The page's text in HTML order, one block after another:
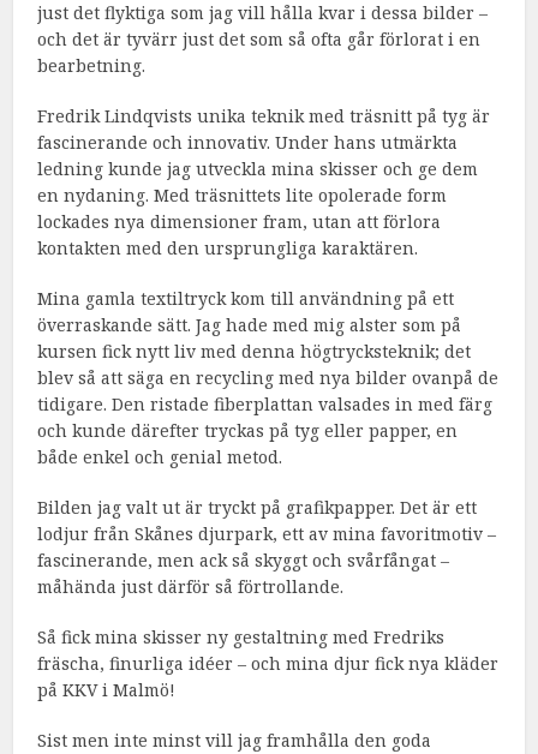
just det flyktiga som jag vill hålla kvar i dessa bilder –
och det är tyvärr just det som så ofta går förlorat i en
bearbetning.
Fredrik Lindqvists unika teknik med träsnitt på tyg är
fascinerande och innovativ. Under hans utmärkta
ledning kunde jag utveckla mina skisser och ge dem
en nydaning. Med träsnittets lite opolerade form
lockades nya dimensioner fram, utan att förlora
kontakten med den ursprungliga karaktären.
Mina gamla textiltryck kom till användning på ett
överraskande sätt. Jag hade med mig alster som på
kursen fick nytt liv med denna högtrycksteknik; det
blev så att säga en recycling med nya bilder ovanpå de
tidigare. Den ristade fiberplattan valsades in med färg
och kunde därefter tryckas på tyg eller papper, en
både enkel och genial metod.
Bilden jag valt ut är tryckt på grafikpapper. Det är ett
lodjur från Skånes djurpark, ett av mina favoritmotiv –
fascinerande, men ack så skyggt och svårfångat –
måhända just därför så förtrollande.
Så fick mina skisser ny gestaltning med Fredriks
fräscha, finurliga idéer – och mina djur fick nya kläder
på KKV i Malmö!
Sist men inte minst vill jag framhålla den goda